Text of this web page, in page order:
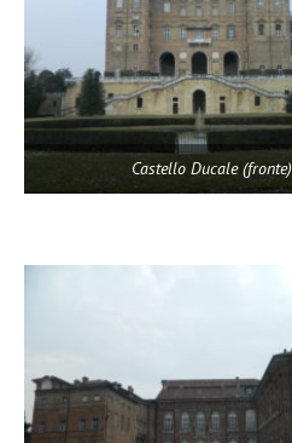
Castello Ducale (fronte)